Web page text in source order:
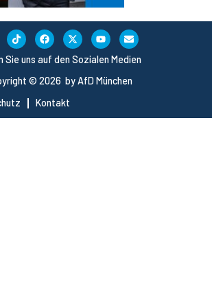
© 2026 by AfD München
Kontakt
Sie uns auf den Sozialen Medien